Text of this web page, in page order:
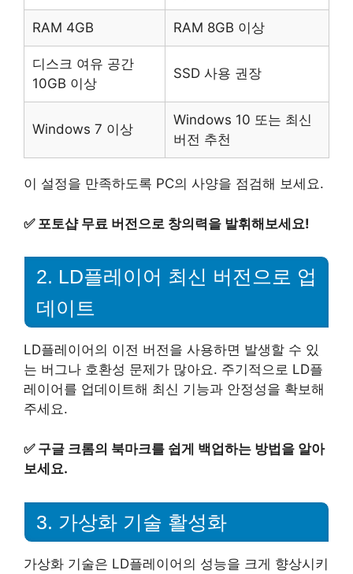
RAM 4GB RAM 8GB 이상
디스크 여유 공간
10GB 이상
SSD 사용 권장
Windows 7 이상
Windows 10 또는 최신
버전 추천
이 설정을 만족하도록 PC의 사양을 점검해 보세요.
✅ 포토샵 무료 버전으로 창의력을 발휘해보세요!
2. LD플레이어 최신 버전으로 업
데이트
LD플레이어의 이전 버전을 사용하면 발생할 수 있
는 버그나 호환성 문제가 많아요. 주기적으로 LD플
레이어를 업데이트해 최신 기능과 안정성을 확보해
주세요.
✅ 구글 크롬의 북마크를 쉽게 백업하는 방법을 알아
보세요.
3. 가상화 기술 활성화
가상화 기술은 LD플레이어의 성능을 크게 향상시키